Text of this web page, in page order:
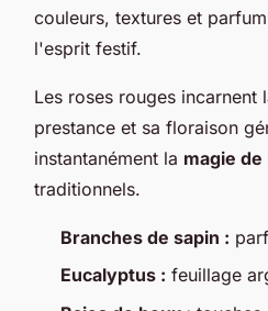
couleurs, textures et
l'esprit festif.
Les roses rouges
prestance et sa floraison
instantanément la magie de
traditionnels.
Branches de sapin :
Eucalyptus : feuillage